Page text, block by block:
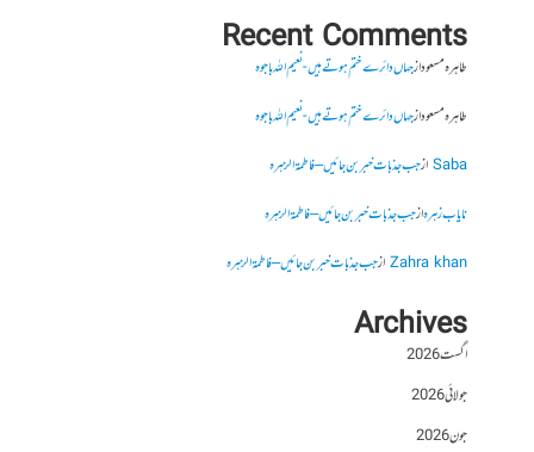
Recent Comments
طاہرہ مسعودازجہاں دائرے ختم ہوتے ہیں- نعیم اللہ باجوہ
طاہرہ مسعودازجہاں دائرے ختم ہوتے ہیں- نعیم اللہ باجوہ
Sabaازجب جذبات خبر بن جائیں – فاطمۃالزہرہ
نایاب زہرہازجب جذبات خبر بن جائیں – فاطمۃالزہرہ
Zahra khanازجب جذبات خبر بن جائیں – فاطمۃالزہرہ
Archives
اگست 2026
جولائی 2026
جون 2026